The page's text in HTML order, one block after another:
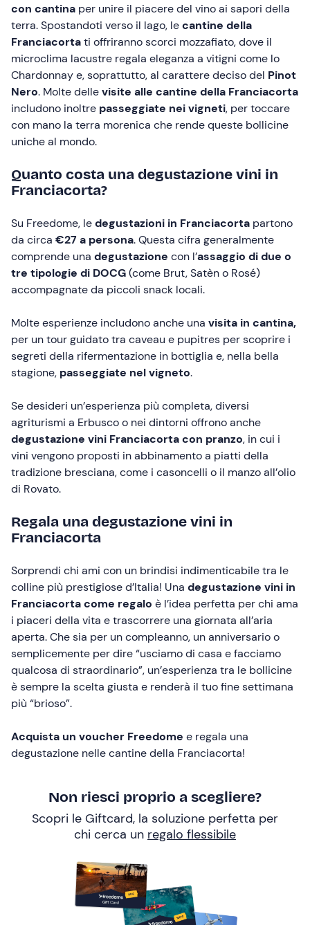
con cantina per unire il piacere del vino ai sapori della
terra. Spostandoti verso il lago, lecantine della
Franciacortati offriranno scorci mozzafiato, dove il
microclima lacustre regala eleganza a vitigni come lo
Chardonnay e, soprattutto, al carattere deciso del Pinot
Nero. Molte dellevisite alle cantine della Franciacorta
includono inoltre passeggiate nei vigneti, per toccare
con mano la terra morenica che rende queste bollicine
uniche al mondo.
Quanto costa una degustazione vini in
Franciacorta?
Su Freedome, ledegustazioni in Franciacorta partono
da circa €27 a persona. Questa cifra generalmente
comprende una degustazione con l’assaggio di due o
tre tipologie di DOCG(come Brut, Satèn o Rosé)
accompagnate da piccoli snack locali.
Molte esperienze includono anche una visita in cantina,
per un tour guidato tra caveau e pupitres per scoprire i
segreti della rifermentazione in bottiglia e, nella bella
stagione, passeggiate nel vigneto.
Se desideri un’esperienza più completa, diversi
agriturismi a Erbusco o nei dintorni offrono anche
degustazione vini Franciacorta con pranzo, in cui i
vini vengono proposti in abbinamento a piatti della
tradizione bresciana, come i casoncelli o il manzo all’olio
di Rovato.
Regala una degustazione vini in
Franciacorta
Sorprendi chi ami con un brindisi indimenticabile tra le
colline più prestigiose d’Italia! Una degustazione vini in
Franciacorta come regalo è l’idea perfetta per chi ama
i piaceri della vita e trascorrere una giornata all’aria
aperta. Che sia per un compleanno, un anniversario o
semplicemente per dire “usciamo di casa e facciamo
qualcosa di straordinario”, un’esperienza tra le bollicine
è sempre la scelta giusta e renderà il tuo fine settimana
più “brioso”.
Acquista un voucher Freedome e regala una
degustazione nelle cantine della Franciacorta!
Non riesci proprio a scegliere?
Scopri le Giftcard, la soluzione perfetta per
chi cerca un regalo flessibile